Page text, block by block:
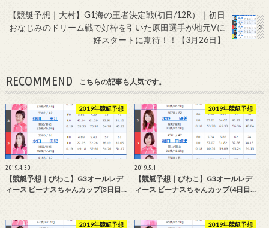
【競艇予想｜大村】G1海の王者決定戦(初日/12R）｜初日
おなじみのドリーム戦で好枠を引いた原田選手が地元Vに
好スタートに期待！！【3月26日】
RECOMMEND こちらの記事も人気です。
2019年競艇予想
2019.4.30
【競艇予想｜びわこ】G3オールレデ
ィース ビーナスちゃんカップ(3日目…
2019年競艇予想
2019.5.1
【競艇予想｜びわこ】G3オールレデ
ィース ビーナスちゃんカップ(4日目…
2019年競艇予想 2019年競艇予想